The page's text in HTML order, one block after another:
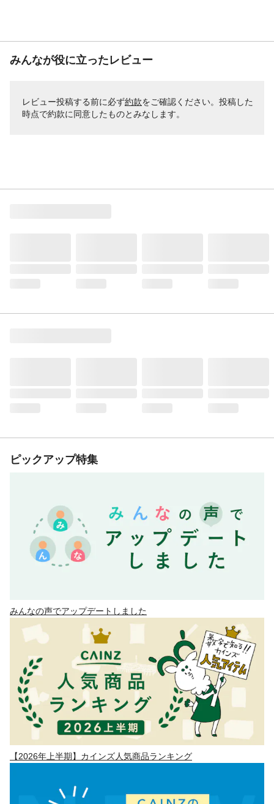
みんなが役に立ったレビュー
レビュー投稿する前に必ず約款をご確認ください。投稿した
時点で約款に同意したものとみなします。
ピックアップ特集
みんなの声でアップデートしました
【2026年上半期】カインズ人気商品ランキング